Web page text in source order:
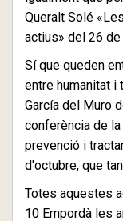
Queralt Solé
actius» del 26 de
Sí que queden
entre humanitat i
García del Muro
conferència de
prevenció i
d'octubre, que
Totes aquestes
10 Empordà les